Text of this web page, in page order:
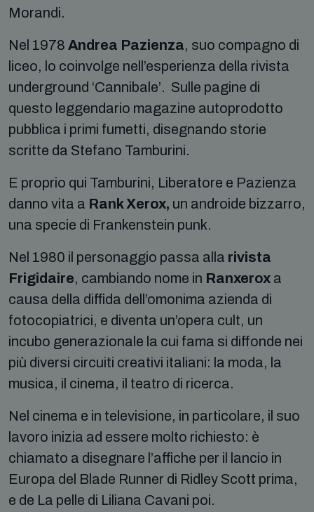
Morandi.
Nel 1978 Andrea Pazienza, suo compagno di
liceo, lo coinvolge nell’esperienza della rivista
underground ‘Cannibale’. Sulle pagine di
questo leggendario magazine autoprodotto
pubblica i primi fumetti, disegnando storie
scritte da Stefano Tamburini.
E proprio qui Tamburini, Liberatore e Pazienza
danno vita a Rank Xerox, un androide bizzarro,
una specie di Frankenstein punk.
Nel 1980 il personaggio passa alla rivista
Frigidaire, cambiando nome in Ranxerox a
causa della diffida dell’omonima azienda di
fotocopiatrici, e diventa un’opera cult, un
incubo generazionale la cui fama si diffonde nei
più diversi circuiti creativi italiani: la moda, la
musica, il cinema, il teatro di ricerca.
Nel cinema e in televisione, in particolare, il suo
lavoro inizia ad essere molto richiesto: è
chiamato a disegnare l’affiche per il lancio in
Europa del Blade Runner di Ridley Scott prima,
e de La pelle di Liliana Cavani poi.